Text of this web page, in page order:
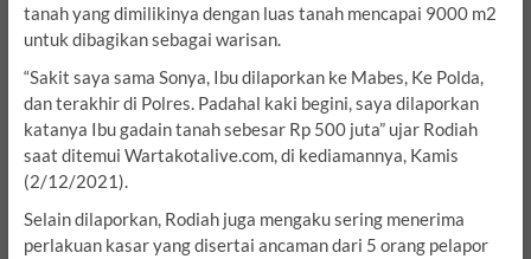
tanah yang dimilikinya dengan luas tanah mencapai 9000 m2
untuk dibagikan sebagai warisan.
“Sakit saya sama Sonya, Ibu dilaporkan ke Mabes, Ke Polda,
dan terakhir di Polres. Padahal kaki begini, saya dilaporkan
katanya Ibu gadain tanah sebesar Rp 500 juta” ujar Rodiah
saat ditemui Wartakotalive.com, di kediamannya, Kamis
(2/12/2021).
Selain dilaporkan, Rodiah juga mengaku sering menerima
perlakuan kasar yang disertai ancaman dari 5 orang pelapor